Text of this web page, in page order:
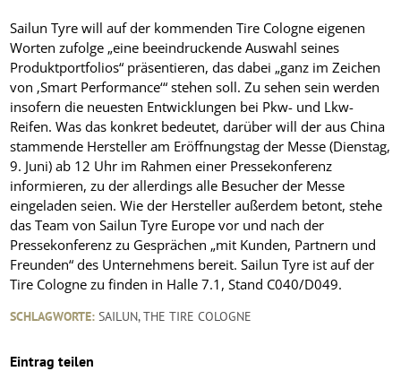
Sailun Tyre will auf der kommenden Tire Cologne eigenen
Worten zufolge „eine beeindruckende Auswahl seines
Produktportfolios“ präsentieren, das dabei „ganz im Zeichen
von ‚Smart Performance‘“ stehen soll. Zu sehen sein werden
insofern die neuesten Entwicklungen bei Pkw- und Lkw-
Reifen. Was das konkret bedeutet, darüber will der aus China
stammende Hersteller am Eröffnungstag der Messe (Dienstag,
9. Juni) ab 12 Uhr im Rahmen einer Pressekonferenz
informieren, zu der allerdings alle Besucher der Messe
eingeladen seien. Wie der Hersteller außerdem betont, stehe
das Team von Sailun Tyre Europe vor und nach der
Pressekonferenz zu Gesprächen „mit Kunden, Partnern und
Freunden“ des Unternehmens bereit. Sailun Tyre ist auf der
Tire Cologne zu finden in Halle 7.1, Stand C040/D049.
SCHLAGWORTE: SAILUN,THE TIRE COLOGNE
Eintrag teilen